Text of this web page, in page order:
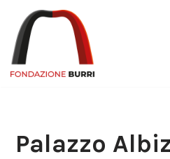
Vai
al
contenuto
Palazzo